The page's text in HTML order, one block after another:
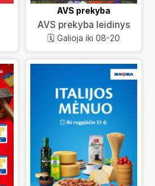
AVS prekyba
AVS prekyba leidinys
🗓️ Galioja iki 08-20